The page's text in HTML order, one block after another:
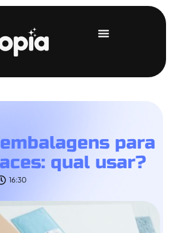
para
qual usar?
16:30